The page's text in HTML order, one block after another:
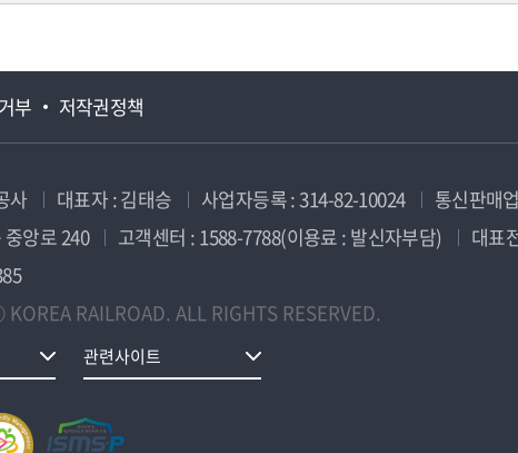
부 저작권정책
사 대표자 : 김태승 사업자등록 : 314-82-10024
통신판매
앙로 240
고객센터 : 1588-7788(이용료 : 발신자부담)
대표
RAILROAD. ALL RIGHTS RESERVED.
관련사이트